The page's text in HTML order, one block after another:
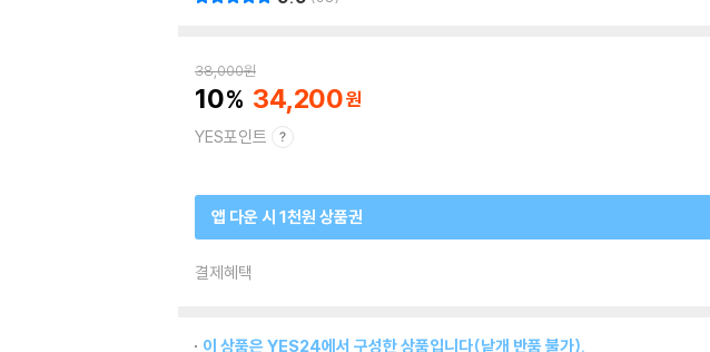
38,000원
10 34,200
YES포인트
앱 다운 시 1천원 상품권
결제혜택
이 상품은 YES24에서 구성한 상품입니다(낱개 반품 불가).